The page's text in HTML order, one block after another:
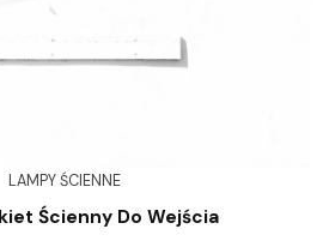
LAMPY ŚCIENNE
Ścienny Do Wejścia